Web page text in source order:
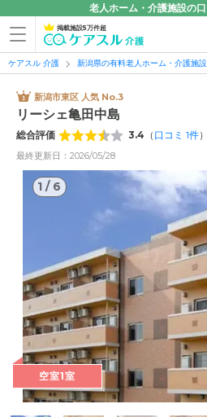
老人ホーム・介護施設の
掲載施設5万件超
ケアスル 介護 新潟県の有料老人ホーム・介護施
新潟市東区 人気 No.3
リーシェ亀田中島
総合評価 3.4 （ 口コミ 1件）
最終更新日：2026/05/28
1 / 6
1/6
空室1室